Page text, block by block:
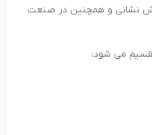
نشانی و همچنین در صنعت
تقسیم می شود: